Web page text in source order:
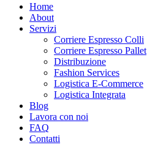
Home
About
Servizi
Corriere Espresso Colli
Corriere Espresso Pallet
Distribuzione
Fashion Services
Logistica E-Commerce
Logistica Integrata
Blog
Lavora con noi
FAQ
Contatti